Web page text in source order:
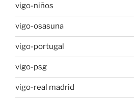
vigo-niños
vigo-osasuna
vigo-portugal
vigo-psg
vigo-real madrid